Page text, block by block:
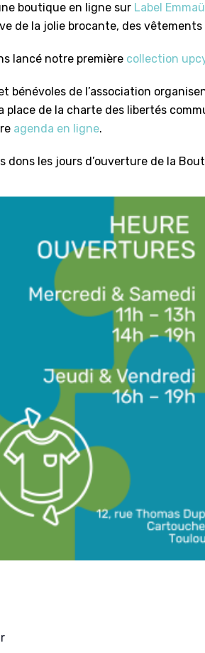
boutique en ligne sur Label
de la jolie brocante, des
lancé notre première collection
bénévoles de l’association
place de la charte des libertés
agenda en ligne.
dons les jours d’ouverture de la